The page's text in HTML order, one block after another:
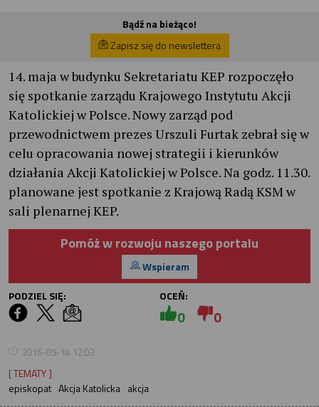
Bądź na bieżąco!
Zapisz się do newslettera
14. maja w budynku Sekretariatu KEP rozpoczęło
się spotkanie zarządu Krajowego Instytutu Akcji
Katolickiej w Polsce. Nowy zarząd pod
przewodnictwem prezes Urszuli Furtak zebrał się w
celu opracowania nowej strategii i kierunków
działania Akcji Katolickiej w Polsce. Na godz. 11.30.
planowane jest spotkanie z Krajową Radą KSM w
sali plenarnej KEP.
Pomóż w rozwoju naszego portalu
Wspieram
PODZIEL SIĘ:
OCEŃ:
0 0
2016-05-14 12:03
[ TEMATY ]
episkopat Akcja Katolicka akcja